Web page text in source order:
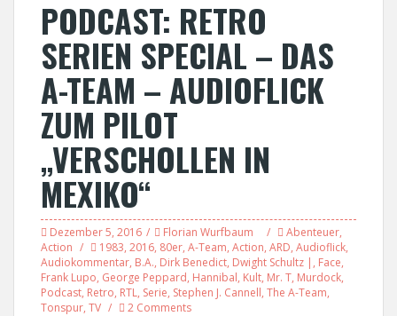
PODCAST: RETRO
SERIEN SPECIAL – DAS
A-TEAM – AUDIOFLICK
ZUM PILOT
„VERSCHOLLEN IN
MEXIKO“
Dezember 5, 2016 Florian Wurfbaum Abenteuer,
Action
1983, 2016, 80er, A-Team, Action, ARD, Audioflick,
Audiokommentar, B.A., Dirk Benedict, Dwight Schultz | , Face,
Frank Lupo, George Peppard, Hannibal, Kult, Mr. T, Murdock,
Podcast, Retro, RTL, Serie, Stephen J. Cannell, The A-Team,
Tonspur, TV 2 Comments